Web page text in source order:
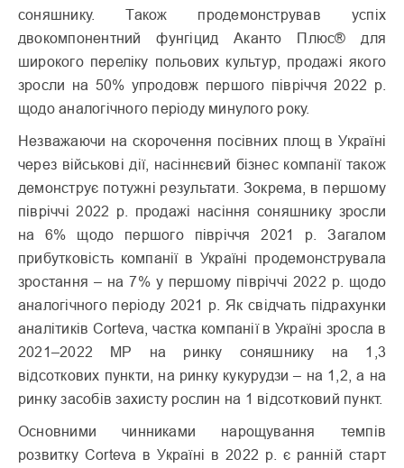
соняшнику. Також продемонстрував успіх
двокомпонентний фунгіцид Аканто Плюс® для
широкого переліку польових культур, продажі якого
зросли на 50% упродовж першого півріччя 2022 р.
щодо аналогічного періоду минулого року.
Незважаючи на скорочення посівних площ в Україні
через військові дії, насіннєвий бізнес компанії також
демонструє потужні результати. Зокрема, в першому
півріччі 2022 р. продажі насіння соняшнику зросли
на 6% щодо першого півріччя 2021 р. Загалом
прибутковість компанії в Україні продемонструвала
зростання – на 7% у першому півріччі 2022 р. щодо
аналогічного періоду 2021 р.
Як свідчать підрахунки
аналітиків Corteva, частка компанії в Україні зросла в
2021–2022 МР на ринку соняшнику на 1,3
відсоткових пункти, на ринку кукурудзи – на 1,2, а на
ринку засобів захисту рослин на 1 відсотковий пункт.
Основними чинниками нарощування темпів
розвитку Corteva в Україні в 2022 р. є ранній старт